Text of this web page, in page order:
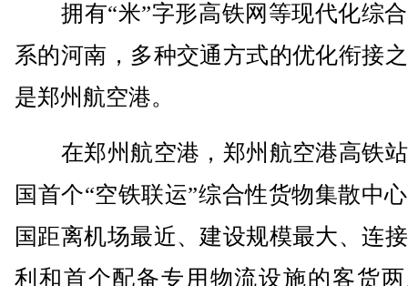
拥有“米”字形高铁网等现代化综
系的河南，多种交通方式的优化衔接
是郑州航空港。
在郑州航空港，郑州航空港高铁
国首个“空铁联运”综合性货物集散中
国距离机场最近、建设规模最大、连
利和首个配备专用物流设施的客货